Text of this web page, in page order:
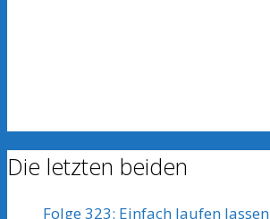
Die letzten beiden
Folge 323: Einfach laufen lassen